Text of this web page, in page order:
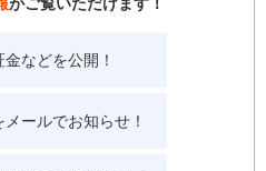
などを公開！
ールでお知らせ！